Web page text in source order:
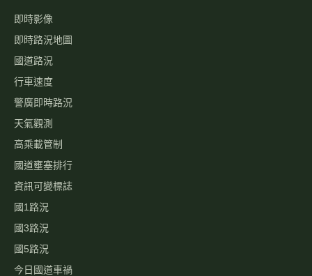
即時影像
即時路況地圖
國道路況
行車速度
警廣即時路況
天氣觀測
高乘載管制
國道壅塞排行
資訊可變標誌
國1路況
國3路況
國5路況
今日國道車禍